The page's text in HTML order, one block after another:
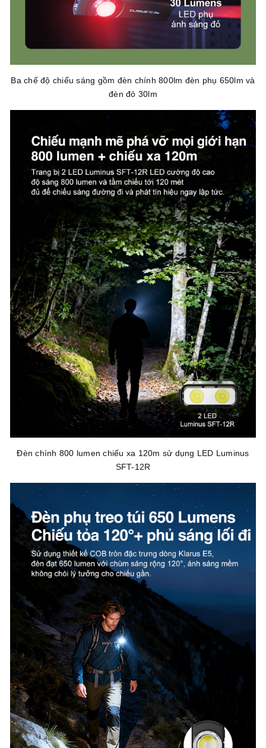
Ba chế độ chiếu sáng gồm đèn chính 800lm đèn phụ 650lm và
đèn đỏ 30lm
Đèn chính 800 lumen chiếu xa 120m sử dụng LED Luminus
SFT-12R